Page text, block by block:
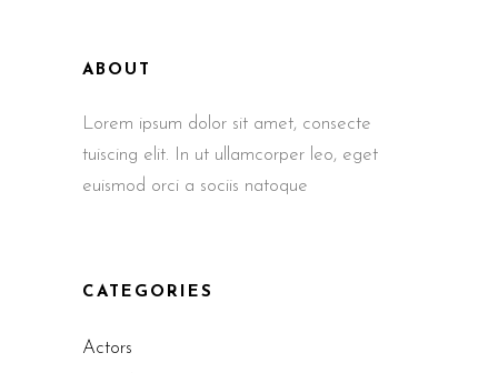
ABOUT
Lorem ipsum dolor sit amet, consecte
tuiscing elit. In ut ullamcorper leo, eget
euismod orci a sociis natoque
CATEGORIES
Actors